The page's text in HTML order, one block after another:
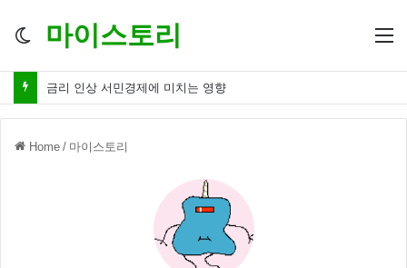
Switch
마이스토리
금리 인하 서민경제 파장 ‘숨겨진 영향력’
Home / 마이스토리